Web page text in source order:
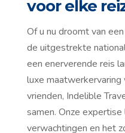
voorelke r
Of u nu droomt van
de uitgestrekte
een enerverende reis
luxe
vrienden, Indelible
samen. Onze
verwachtingen en het